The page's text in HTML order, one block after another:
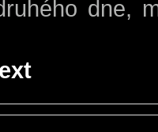
dne,